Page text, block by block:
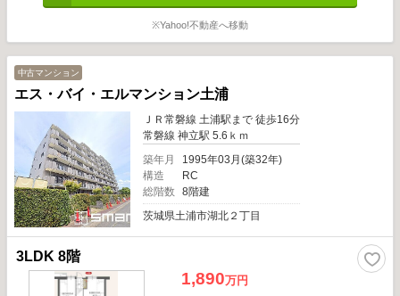
※Yahoo!不動産へ移動
中古マンション
エス・バイ・エルマンション土浦
ＪＲ常磐線 土浦駅まで 徒歩16分
常磐線 神立駅 5.6ｋｍ
築年月
1995年03月(築32年)
構造
RC
総階数
8階建
茨城県土浦市湖北２丁目
3LDK 8階
1,890万円